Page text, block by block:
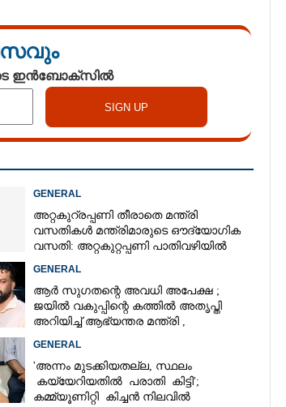
ഇൻബോക്സിൽ
GENERAL
അറ്റകുറ്രപ്പണി തീരാതെ മന്ത്രി
വസതികൾ മന്ത്രിമാരുടെ ഔദ്യോഗിക
വസതി: അറ്റകുറ്റപ്പണി പാതിവഴിയിൽ
GENERAL
ആർ സുഗതന്റെ അവധി അപേക്ഷ ;
ജയിൽ വകുപ്പിന്റെ കത്തിൽ അതൃപ്തി
അറിയിച്ച് ആഭ്യന്തര മന്ത്രി ,​
GENERAL
'അന്നം മുടക്കിയതല്ല, സ്ഥലം
കയ്യേറിയതിൽ പരാതി കിട്ടി';
കമ്മ്യൂണിറ്റി കിച്ചൻ നിലവിൽ